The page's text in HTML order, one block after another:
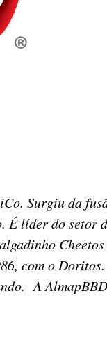
Surgiu da
líder do setor
com o
A